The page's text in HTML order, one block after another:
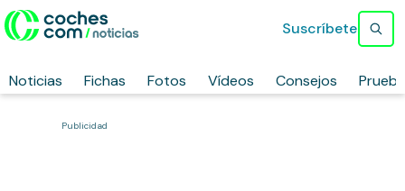
Noticias Fichas Fotos Vídeos Consejos
Suscríbete
Publicidad